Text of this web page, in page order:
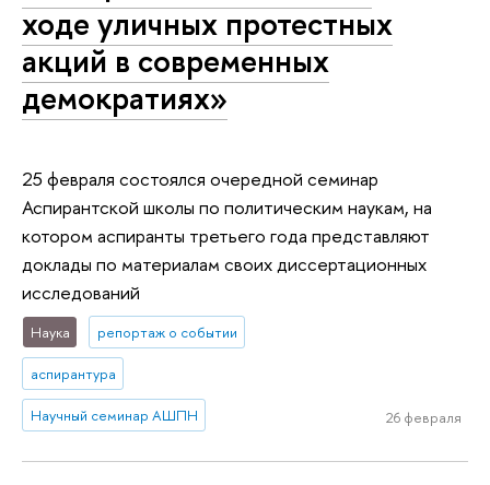
ходе уличных протестных
акций в современных
демократиях»
25 февраля состоялся очередной семинар
Аспирантской школы по политическим наукам, на
котором аспиранты третьего года представляют
доклады по материалам своих диссертационных
исследований
Наука репортаж о событии
аспирантура
Научный семинар АШПН 26 февраля